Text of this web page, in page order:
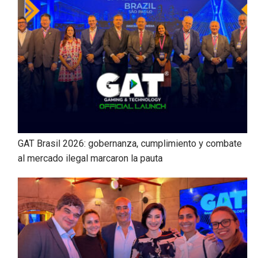
GAT Brasil 2026: gobernanza, cumplimiento y combate
al mercado ilegal marcaron la pauta